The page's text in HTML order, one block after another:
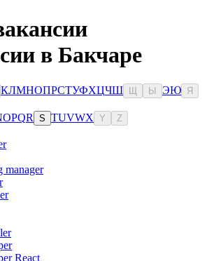
в Бакчаре
КЛМНОПРСТУФХЦЧШ Ы ЭЮ Я
OPQR S TUVWX Y Z
manager
React